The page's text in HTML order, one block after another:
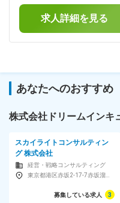
向きなテーマが多数
デルに携われる ・海
ルが鍛えられ、成長
ロデューサー≫マネ
野や領域への専門特
ついて 当社は現在、
を超えた「ビジネス
んでいます。個の力
トフォーム」として
きています。 ・戦略
存の豊富な事業ポー
つ深い知見 ・大企業
ワーク ・投資ビジネ
くまでも目安の金額
ります。月給(月額)
求人詳細を見る
あなたへのおすすめ
株式会社ドリームインキ
スカイライトコンサルティン
グ 株式会社
経営・戦略コンサルティング
募集している求人 3